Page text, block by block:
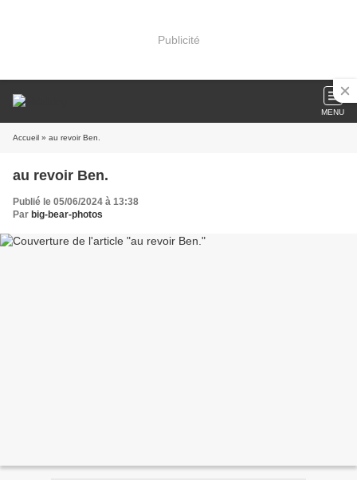
Publicité
MENU
Accueil » au revoir Ben.
au revoir Ben.
Publié le 05/06/2024 à 13:38
Par big-bear-photos